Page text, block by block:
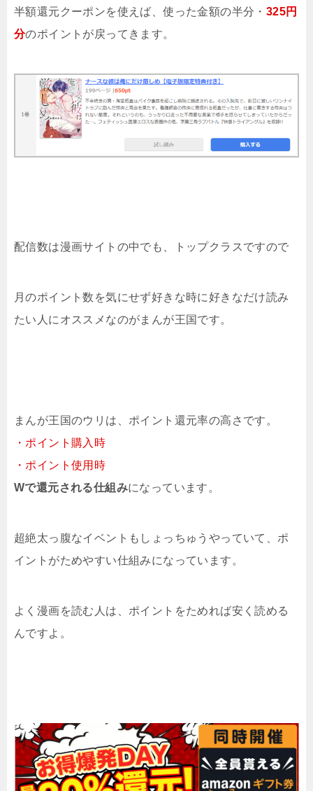
半額還元クーポンを使えば、使った金額の半分・ 325円
分のポイントが戻ってきます。
配信数は漫画サイトの中でも、トップクラスですので
月のポイント数を気にせず好きな時に好きなだけ読み
たい人にオススメなのがまんが王国です。
まんが王国のウリは、ポイント還元率の高さです。
・ポイント購入時
・ポイント使用時
Wで還元される仕組みになっています。
超絶太っ腹なイベントもしょっちゅうやっていて、ポ
イントがためやすい仕組みになっています。
よく漫画を読む人は、ポイントをためれば安く読める
んですよ。